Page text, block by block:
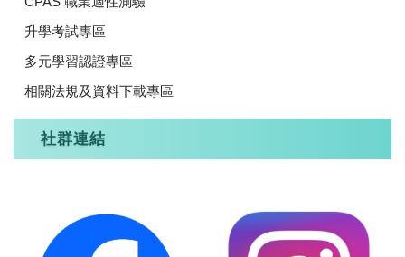
升學考試專區
多元學習認證專區
相關法規及資料下載專區
社群連結